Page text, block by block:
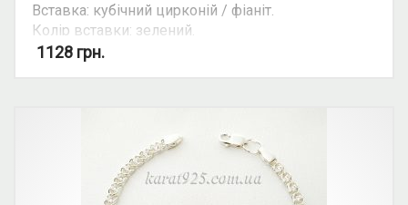
Вставка: кубічний цирконій / фіаніт.
Колір вставки: зелений.
їхньої ваги. Уточнюйте ціну на ту чи іншу вагу та
розмір у косультанта.
1128 грн.